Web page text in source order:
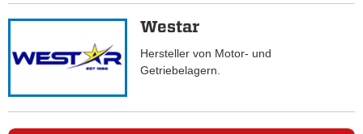
Westar
Hersteller von Motor- und
Getriebelagern.